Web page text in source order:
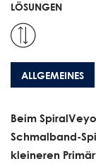
LÖSUNGEN
ALLGEMEINES
Beim
Schmalband-
kleineren